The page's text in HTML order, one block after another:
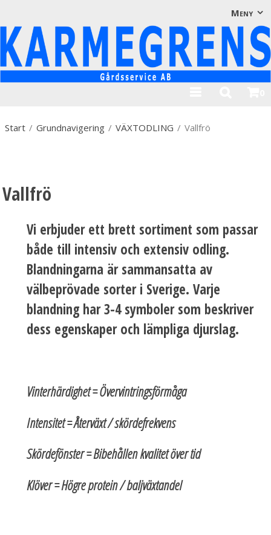
Meny
Start / Grundnavigering / VÄXTODLING / Vallfrö
Vallfrö
Vi erbjuder ett brett sortiment som passar
både till intensiv och extensiv odling.
Blandningarna är sammansatta av
välbeprövade sorter i Sverige. Varje
blandning har 3-4 symboler som beskriver
dess egenskaper och lämpliga djurslag.
Vinterhärdighet = Övervintringsförmåga
Intensitet = Återväxt / skördefrekvens
Skördefönster = Bibehållen kvalitet över tid
Klöver = Högre protein / baljväxtandel